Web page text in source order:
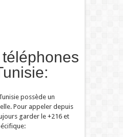
possède un
Pour appeler depuis
garder le +216 et